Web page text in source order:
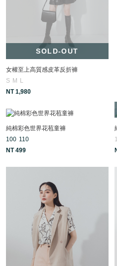
SOLD-OUT
女權至上高質感皮革反折褲
S M
L
NT 1,980
純棉彩色世界花苞童褲
100 110
NT 499